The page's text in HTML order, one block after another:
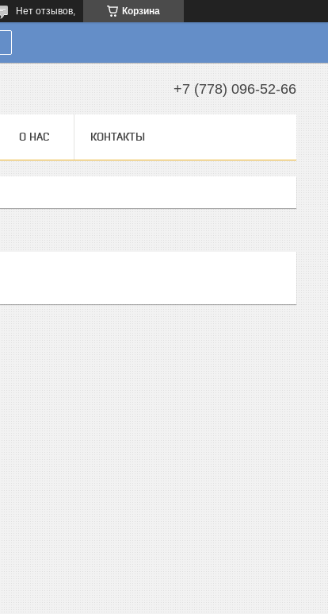
Корзина
Нет отзывов,
+7 (778) 096-52-66
О НАС КОНТАКТЫ